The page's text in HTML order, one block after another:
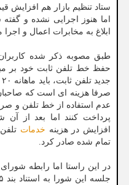
ستاد تنظیم بازار هم افزایش
اما هنوز اجرایی نشده و
ابلاغ به مخابرات اعمال و اجرا
طبق مصوبه ذکر شده
حفظ خط تلفن ثابت خود بر
صرفا هزینه ای است که
عدم استفاده از خط تلفن و
پرداخت کنند اما بعد از
افزایش در هزینه خدمات
تمام شده صادر کرد.
در این راستا اما رابطه